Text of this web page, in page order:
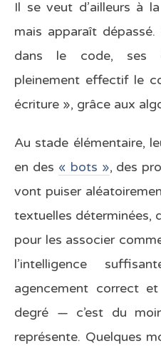
Il se veut d’ailleurs à
mais apparaît
dans le code, ses
pleinement effectif le
écriture », grâce aux
Au stade élémentaire,
en des « bots », des
vont puiser
textuelles déterminées,
pour les associer
l’intelligence
agencement correct
degré — c’est du
représente. Quelques